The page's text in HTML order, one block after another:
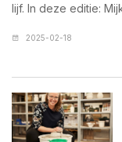
lijf. In deze editie:
2025-02-18